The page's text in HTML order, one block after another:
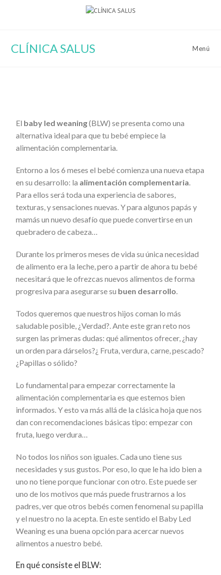
CLÍNICA SALUS Menú
El baby led weaning(BLW) se presenta como una
alternativa ideal para que tu bebé empiece la
alimentación complementaria.
Entorno a los 6 meses el bebé comienza una nueva etapa
en su desarrollo: la alimentación complementaria.
Para ellos será toda una experiencia de sabores,
texturas, y sensaciones nuevas. Y para algunos papás y
mamás un nuevo desafío que puede convertirse en un
quebradero de cabeza…
Durante los primeros meses de vida su única necesidad
de alimento era la leche, pero a partir de ahora tu bebé
necesitará que le ofrezcas nuevos alimentos de forma
progresiva para asegurarse su buen desarrollo.
Todos queremos que nuestros hijos coman lo más
saludable posible, ¿Verdad?. Ante este gran reto nos
surgen las primeras dudas: qué alimentos ofrecer, ¿hay
un orden para dárselos?¿ Fruta, verdura, carne, pescado?
¿Papillas o sólido?
Lo fundamental para empezar correctamente la
alimentación complementaria es que estemos bien
informados. Y esto va más allá de la clásica hoja que nos
dan con recomendaciones básicas tipo: empezar con
fruta, luego verdura…
No todos los niños son iguales. Cada uno tiene sus
necesidades y sus gustos. Por eso, lo que le ha ido bien a
uno no tiene porque funcionar con otro. Este puede ser
uno de los motivos que más puede frustrarnos a los
padres, ver que otros bebés comen fenomenal su papilla
y el nuestro no la acepta. En este sentido el Baby Led
Weaning es una buena opción para acercar nuevos
alimentos a nuestro bebé.
En qué consiste el BLW: